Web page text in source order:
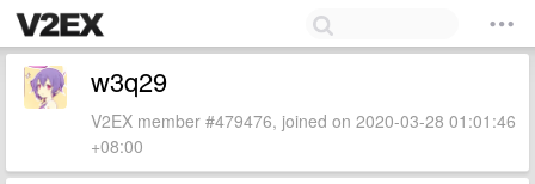
w3q29
V2EX member #479476, joined on 2020-03-28 01:01:46
+08:00